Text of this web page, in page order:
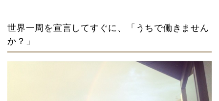
世界一周を宣言してすぐに、「うちで働きません
か？」